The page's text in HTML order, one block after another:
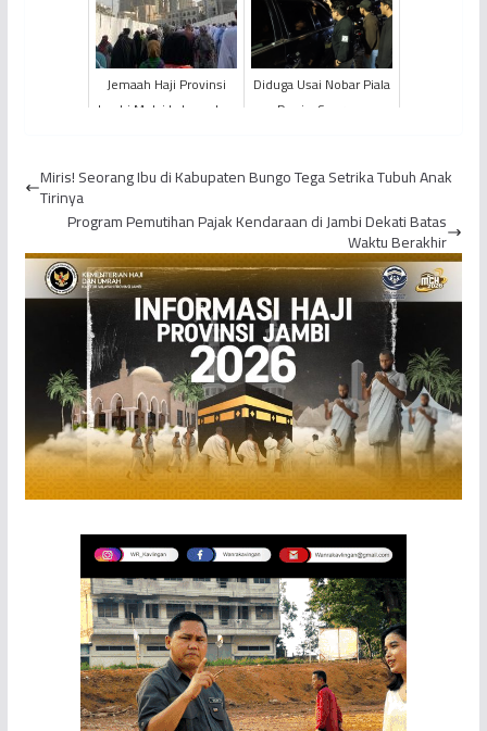
Jemaah Haji Provinsi
Jambi Mulai Laksanakan
Diduga Usai Nobar Piala
Dunia, Seorang
Kecelakaan...
Miris! Seorang Ibu di Kabupaten Bungo Tega Setrika Tubuh Anak
Tirinya
Program Pemutihan Pajak Kendaraan di Jambi Dekati Batas
Waktu Berakhir